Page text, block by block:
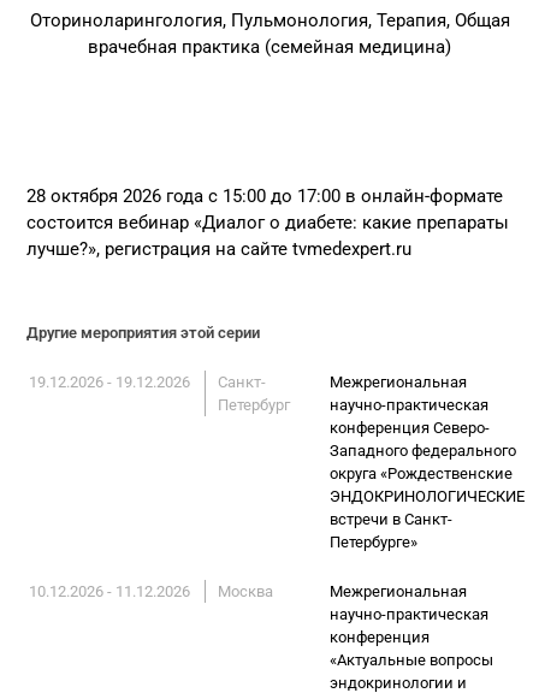
Оториноларингология, Пульмонология, Терапия, Общая
врачебная практика (семейная медицина)
28 октября 2026 года с 15:00 до 17:00 в онлайн-формате
состоится вебинар «Диалог о диабете: какие препараты
лучше?», регистрация на сайте tvmedexpert.ru
Другие мероприятия этой серии
19.12.2026 - 19.12.2026
Санкт-
Петербург
Межрегиональная
научно-практическая
конференция Северо-
Западного федерального
округа «Рождественские
ЭНДОКРИНОЛОГИЧЕСКИЕ
встречи в Санкт-
Петербурге»
10.12.2026 - 11.12.2026 Москва
Межрегиональная
научно-практическая
конференция
«Актуальные вопросы
эндокринологии и